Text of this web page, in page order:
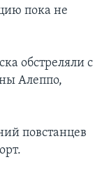
пока не
обстреляли с
Алеппо,
повстанцев